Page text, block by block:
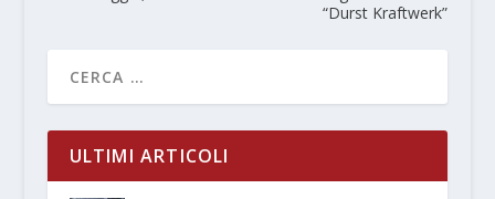
“Durst Kraftwerk”
ULTIMI ARTICOLI